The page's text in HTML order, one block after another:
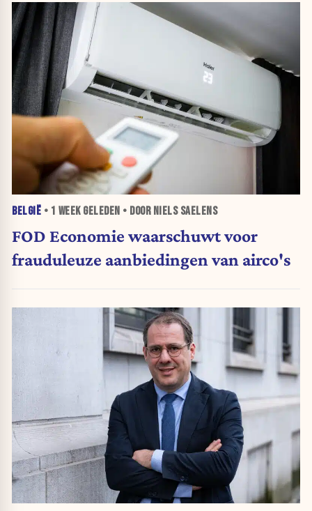
BELGIË • 1 WEEKGELEDEN • DOOR NIELS SAELENS
FOD Economie waarschuwt voor
frauduleuze aanbiedingen van airco's